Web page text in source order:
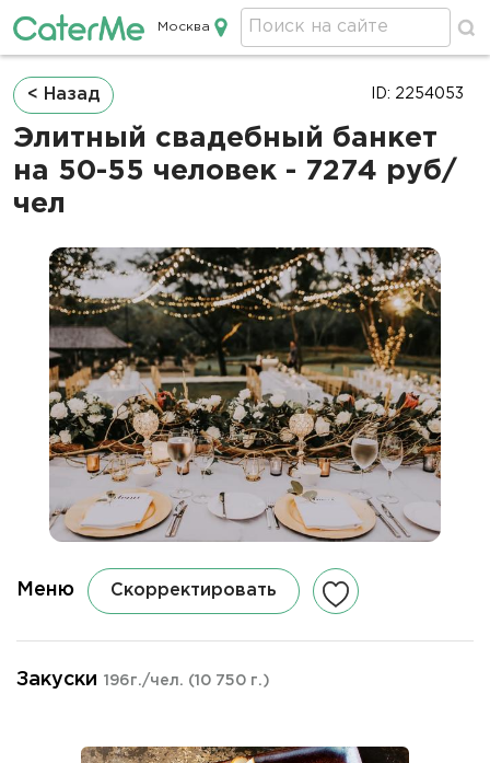
Кейтеринг в Москве
Москва
Строка
навигации
< Назад
Элитный свадебный банкет
на 50-55 человек - 7274 руб/
чел
ID: 2254053
Меню Скорректировать
Закуски 196г./чел. (10 750 г.)